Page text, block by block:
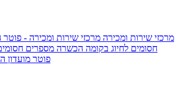
מרכזי שירות ומכירה מרכזי שירות ומכירה - פוטר
חסומים לחיוג בקומה הכשרה מספרים
IsraelieSIM by Pelephone - פוטר מועדון